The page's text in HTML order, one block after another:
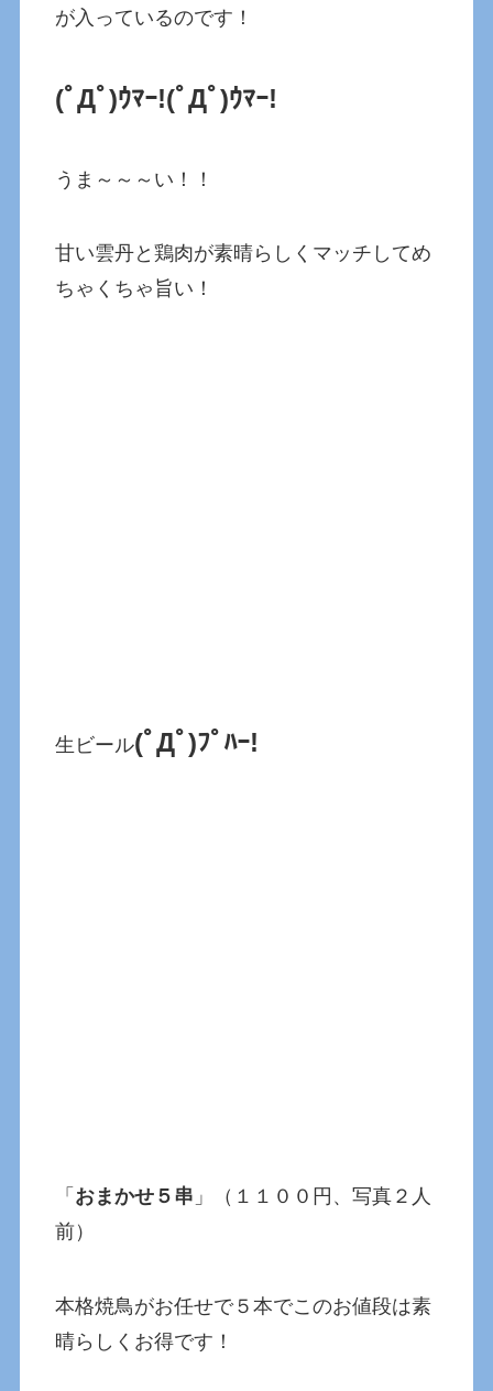
が入っているのです！
(ﾟДﾟ)ｳﾏｰ!(ﾟДﾟ)ｳﾏｰ!
うま～～～い！！
甘い雲丹と鶏肉が素晴らしくマッチしてめ
ちゃくちゃ旨い！
生ビール(ﾟДﾟ)ﾌﾟﾊｰ!
「 おまかせ５串 」（１１００円、写真２人
前）
本格焼鳥がお任せで５本でこのお値段は素
晴らしくお得です！